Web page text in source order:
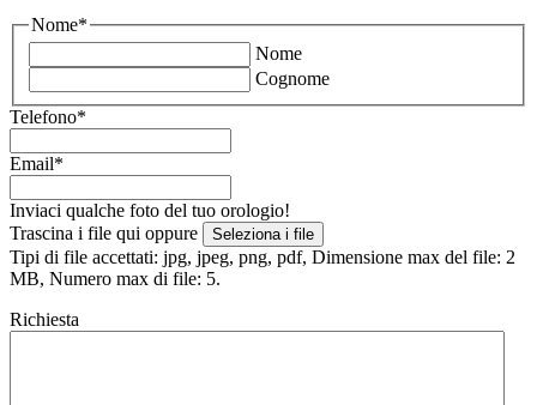
Nome*
Nome
Cognome
Telefono*
Email*
Inviaci qualche foto del tuo orologio!
Trascina i file qui oppure
Seleziona i file
Tipi di file accettati: jpg, jpeg, png, pdf, Dimensione max del file: 2
MB, Numero max di file: 5.
Richiesta